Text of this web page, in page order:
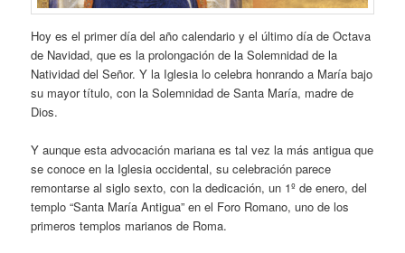
Hoy es el primer día del año calendario y el último día de Octava
de Navidad, que es la prolongación de la Solemnidad de la
Natividad del Señor. Y la Iglesia lo celebra honrando a María bajo
su mayor título, con la Solemnidad de Santa María, madre de
Dios.
Y aunque esta advocación mariana es tal vez la más antigua que
se conoce en la Iglesia occidental, su celebración parece
remontarse al siglo sexto, con la dedicación, un 1º de enero, del
templo “Santa María Antigua” en el Foro Romano, uno de los
primeros templos marianos de Roma.